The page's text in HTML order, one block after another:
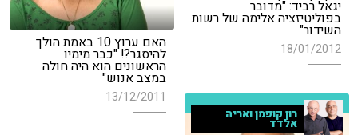
יגאל רביד: "מדובר
בפוליטיזציה אלימה של רשות
השידור"
18/01/2012 האם ערוץ 10 באמת הולך
להיסגר?! "כבר מימיו
הראשונים הוא היה חולה
במצב אנוש"
13/12/2011
רון קופמן ואריה
אלדד